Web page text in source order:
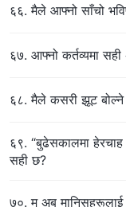
६६. मैले आफ्नो साँचो
६७. आफ्नो कर्तव्यमा
६८. मैले कसरी झूट बोल्ने
६९. “बुढेसकालमा हेरचाह
सही छ?
७०. म अब मानिसहरूलाई